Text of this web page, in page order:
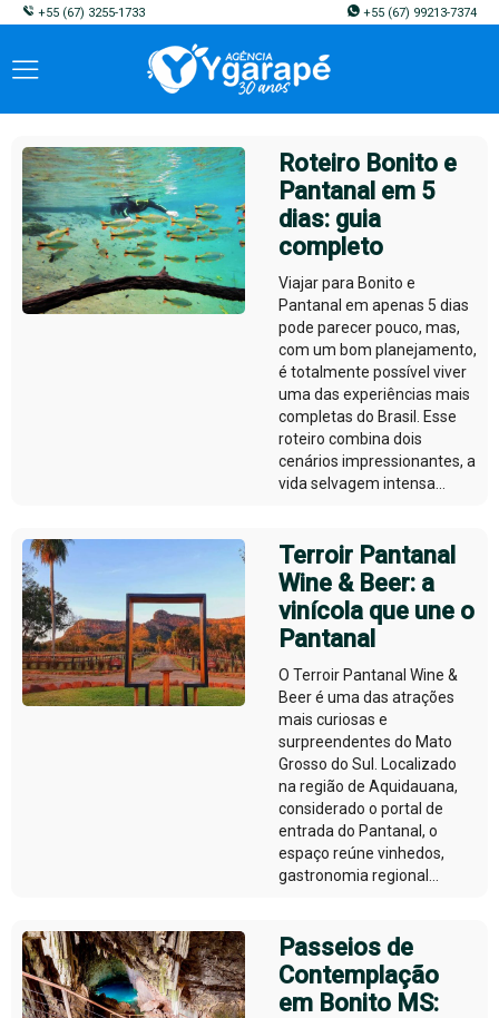
+55 (67) 3255-1733 +55 (67) 99213-7374
Roteiro Bonito e
Pantanal em 5
dias: guia
completo
Viajar para Bonito e
Pantanal em apenas 5 dias
pode parecer pouco, mas,
com um bom planejamento,
é totalmente possível viver
uma das experiências mais
completas do Brasil. Esse
roteiro combina dois
cenários impressionantes, a
vida selvagem intensa...
Terroir Pantanal
Wine & Beer: a
vinícola que une o
Pantanal
O Terroir Pantanal Wine &
Beer é uma das atrações
mais curiosas e
surpreendentes do Mato
Grosso do Sul. Localizado
na região de Aquidauana,
considerado o portal de
entrada do Pantanal, o
espaço reúne vinhedos,
gastronomia regional...
Passeios de
Contemplação
em Bonito MS: